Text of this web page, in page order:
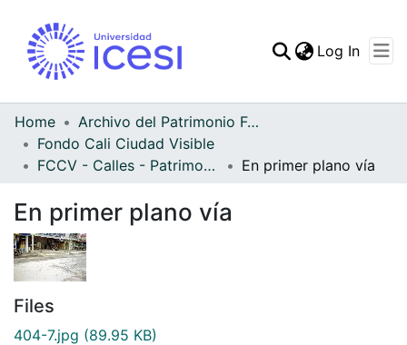
Log In
Home
Archivo del Patrimonio Fotográfico y Fílmico del Valle del Cauca
Fondo Cali Ciudad Visible
FCCV - Calles - Patrimonial
En primer plano vía
En primer plano vía
Files
404-7.jpg (89.95 KB)